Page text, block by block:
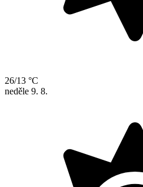
26/13 °C
neděle 9. 8.